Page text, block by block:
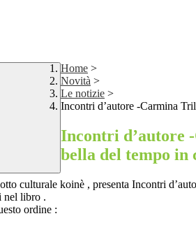
Home >
Novità >
Le notizie >
Incontri d’autore -Carmina
Incontri d’autore
bella del tempo in
culturale koinè , presenta Incontri
nel libro .
ordine :